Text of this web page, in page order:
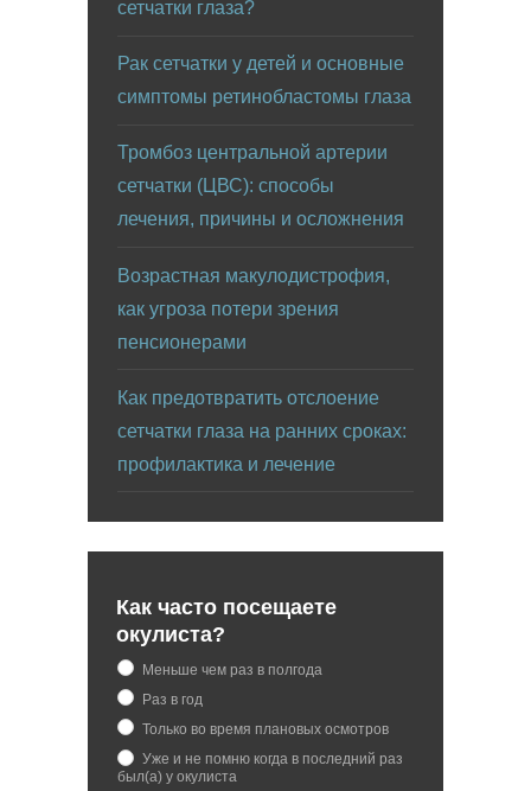
сетчатки глаза?
Рак сетчатки у детей и основные
симптомы ретинобластомы глаза
Тромбоз центральной артерии
сетчатки (ЦВС): способы
лечения, причины и осложнения
Возрастная макулодистрофия,
как угроза потери зрения
пенсионерами
Как предотвратить отслоение
сетчатки глаза на ранних сроках:
профилактика и лечение
Как часто посещаете
окулиста?
Меньше чем раз в полгода
Раз в год
Только во время плановых осмотров
Уже и не помню когда в последний раз
был(а) у окулиста